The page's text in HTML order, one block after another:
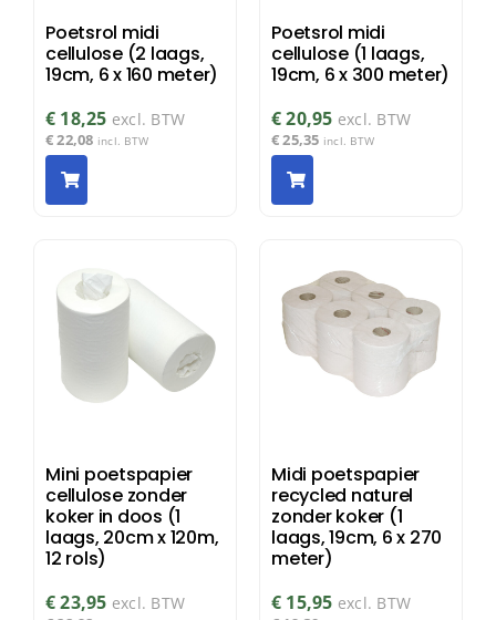
Poetsrol midi
cellulose (2 laags,
19cm, 6 x 160 meter)
€ 18,25 excl. BTW
€22,08 incl. BTW
Poetsrol midi
cellulose (1 laags,
19cm, 6 x 300 meter)
€20,95 excl. BTW
€25,35 incl. BTW
Mini poetspapier
cellulose zonder
koker in doos (1
laags, 20cm x 120m,
12 rols)
€23,95 excl. BTW
Midi poetspapier
recycled naturel
zonder koker (1
laags, 19cm, 6 x 270
meter)
€ 15,95 excl. BTW